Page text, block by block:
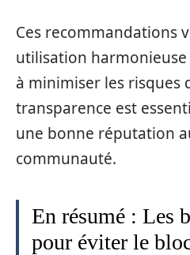
Ces recommandations
utilisation
à minimiser les risques
transparence est
une bonne réputation
communauté.
En résumé : Les
pour éviter le